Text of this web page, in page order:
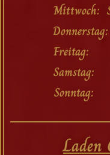
Mittwoch:
Freitag:
Laden